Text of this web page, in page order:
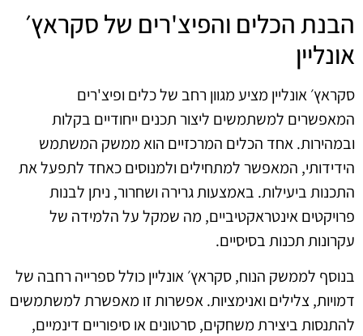
הבנת הכלים והפיצ'רים של סקראץ׳
אונליין
סקראץ׳ אונליין מציע מגוון רחב של כלים ופיצ'רים
המאפשרים למשתמשים ליצור תכנים ייחודיים בקלות
ובמהירות. אחד הכלים המרכזיים הוא ממשק המשתמש
הידידותי, המאפשר למתחילים ולמנוסים כאחד לתפעל את
התכנות ביעילות. באמצעות גרירה ושחרור, ניתן לבנות
פרויקטים אינטראקטיביים, מה שמקל על הלמידה של
עקרונות תכנות בסיסיים.
בנוסף לממשק הנוח, סקראץ׳ אונליין כולל ספרייה רחבה של
דמויות, צלילים ואנימציות. אפשרות זו מאפשרת למשתמשים
להתנסות ביצירת משחקים, סרטונים או סיפוריים דינמיים,